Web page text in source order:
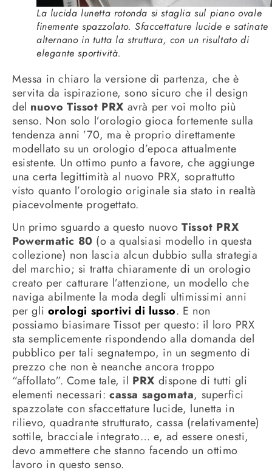
La lucida lunetta rotonda si staglia sul piano ovale
finemente spazzolato. Sfaccettature lucide e satinate
alternano in tutta la struttura, con un risultato di
elegante sportività.
Messa in chiaro la versione di partenza, che è
servita da ispirazione, sono sicuro che il design
del nuovo Tissot PRX avrà per voi molto più
senso. Non solo l’orologio gioca fortemente sulla
tendenza anni ’70, ma è proprio direttamente
modellato su un orologio d’epoca attualmente
esistente. Un ottimo punto a favore, che aggiunge
una certa legittimità al nuovo PRX, soprattutto
visto quanto l’orologio originale sia stato in realtà
piacevolmente progettato.
Un primo sguardo a questo nuovoTissot PRX
Powermatic 80 (o a qualsiasi modello in questa
collezione) non lascia alcun dubbio sulla strategia
del marchio; si tratta chiaramente di un orologio
creato per catturare l’attenzione, un modello che
naviga abilmente la moda degli ultimissimi anni
per gli orologi sportivi di lusso. E non
possiamo biasimare Tissot per questo: il loro PRX
sta semplicemente rispondendo alla domanda del
pubblico per tali segnatempo, in un segmento di
prezzo che non è neanche ancora troppo
“affollato”. Come tale, il PRX dispone di tutti gli
elementi necessari:cassa sagomata, superfici
spazzolate con sfaccettature lucide, lunetta in
rilievo, quadrante strutturato, cassa (relativamente)
sottile, bracciale integrato… e, ad essere onesti,
devo ammettere che stanno facendo un ottimo
lavoro in questo senso.